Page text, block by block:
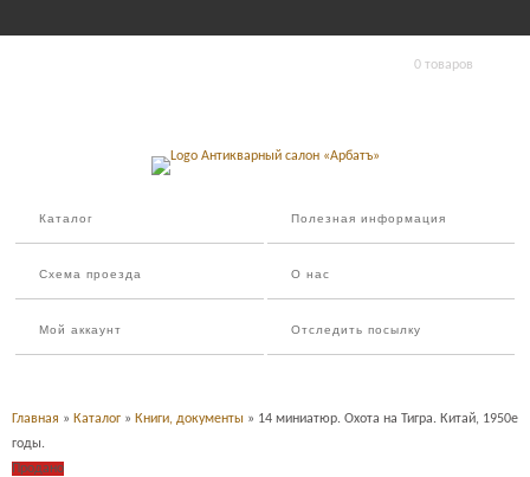
0 товаров
Каталог Полезная информация
Схема проезда О нас
Мой аккаунт Отследить посылку
Главная » Каталог » Книги, документы » 14 миниатюр. Охота на Тигра. Китай, 1950е
годы.
Продано